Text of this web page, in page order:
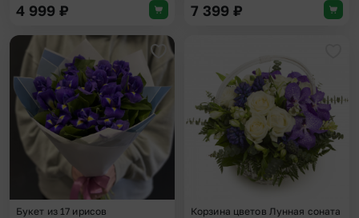
4 999 ₽ 7 399 ₽
Добавить в избранное
Букет из 17 ирисов Корзина цветов Лунная соната